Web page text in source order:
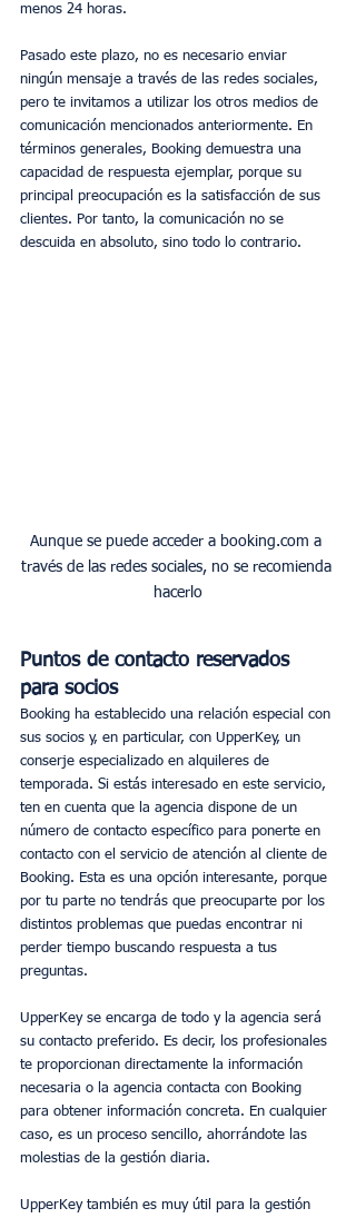
menos 24 horas.
Pasado este plazo, no es necesario enviar
ningún mensaje a través de las redes sociales,
pero te invitamos a utilizar los otros medios de
comunicación mencionados anteriormente. En
términos generales, Booking demuestra una
capacidad de respuesta ejemplar, porque su
principal preocupación es la satisfacción de sus
clientes. Por tanto, la comunicación no se
descuida en absoluto, sino todo lo contrario.
Aunque se puede acceder a booking.com a
través de las redes sociales, no se recomienda
hacerlo
Puntos de contacto reservados
para socios
Booking ha establecido una relación especial con
sus socios y, en particular, con UpperKey, un
conserje especializado en alquileres de
temporada. Si estás interesado en este servicio,
ten en cuenta que la agencia dispone de un
número de contacto específico para ponerte en
contacto con el servicio de atención al cliente de
Booking. Esta es una opción interesante, porque
por tu parte no tendrás que preocuparte por los
distintos problemas que puedas encontrar ni
perder tiempo buscando respuesta a tus
preguntas.
UpperKey se encarga de todo y la agencia será
su contacto preferido. Es decir, los profesionales
te proporcionan directamente la información
necesaria o la agencia contacta con Booking
para obtener información concreta. En cualquier
caso, es un proceso sencillo, ahorrándote las
molestias de la gestión diaria.
UpperKey también es muy útil para la gestión